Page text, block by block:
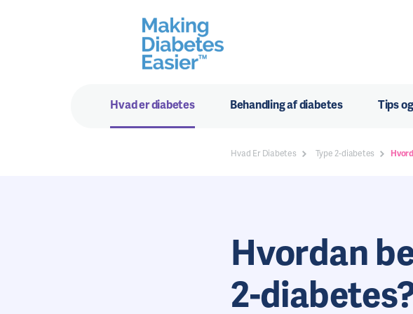
Hvad er diabetes Behandling af diabetes Tips
Hvad Er Diabetes Type 2-diabetes
Hvordan
2-